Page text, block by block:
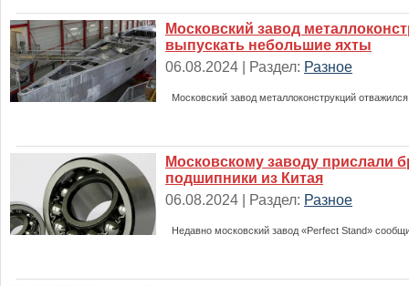
Московский завод
выпускать небольшие яхты
06.08.2024 | Раздел: Разное
Московский завод металлоконструкций
Московскому заводу прислали
подшипники из Китая
06.08.2024 | Раздел: Разное
Недавно московский завод «Perfect Stand»